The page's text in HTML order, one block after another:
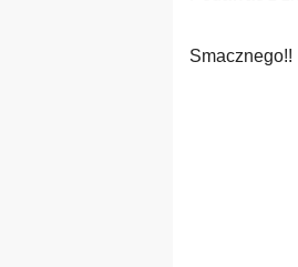
Smacznego!!